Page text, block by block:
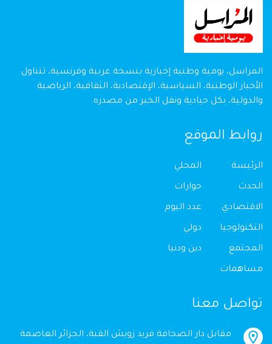
المراسل، يومية وطنية إخبارية بنسخة عربية وفرنسية، تتناول
الأخبار الوطنية، السياسية، الإقتصادية، الثقافية، الرياضية
والدولية، بكل حيادية ونقل الخبر من مصدره.
روابط الموقع
الرئيسة
الحدث
الاقتصادي
التكنولوجيا
المجتمع
مساهمات
المحلي
حوارات
عدد اليوم
دولي
دين ودنيا
تواصل معنا
مقابل دار الصحافة فريد زويش القبة، الجزائر العاصمة